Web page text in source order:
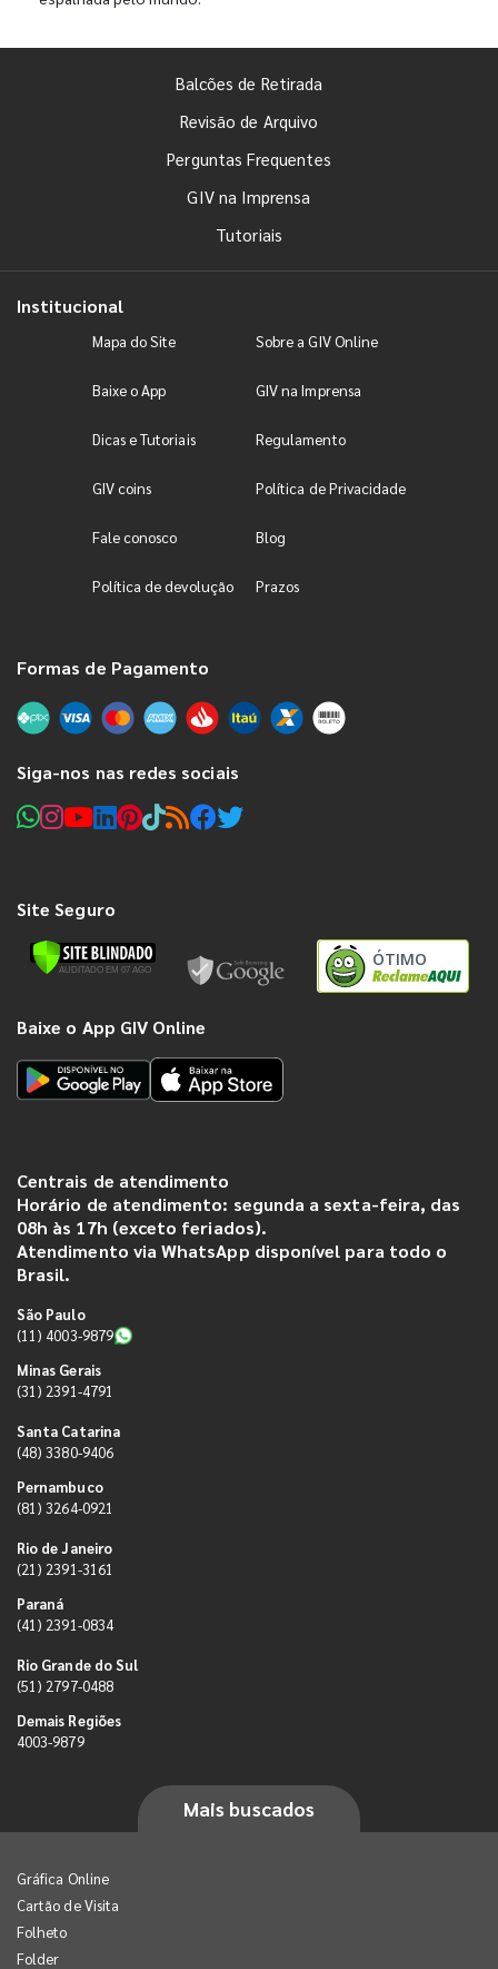
Balcões de Retirada
Revisão de Arquivo
Perguntas Frequentes
GIV na Imprensa
Tutoriais
Institucional
Mapa do Site Sobre a GIV Online
Baixe o App GIV na Imprensa
Dicas e Tutoriais Regulamento
GIV coins Política de Privacidade
Fale conosco Blog
Política de devolução Prazos
Formas de Pagamento
Siga-nos nas redes sociais
Site Seguro
ÓTIMO
Baixe o App GIV Online
Centrais de atendimento
Horário de atendimento: segunda a sexta-feira, das
08h às 17h (exceto feriados).
Atendimento via WhatsApp disponível para todo o
Brasil.
São Paulo
(11) 4003-9879
Minas Gerais
(31) 2391-4791
Santa Catarina
(48) 3380-9406
Pernambuco
(81) 3264-0921
Rio de Janeiro
(21) 2391-3161
Paraná
(41) 2391-0834
Rio Grande do Sul
(51) 2797-0488
Demais Regiões
4003-9879
Mais buscados
Gráfica Online
Cartão de Visita
Folheto
Folder